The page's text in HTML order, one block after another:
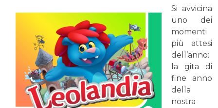
Si avvicina
uno dei
momenti
più attesi
dell’anno:
la gita di
fine anno
della
nostra